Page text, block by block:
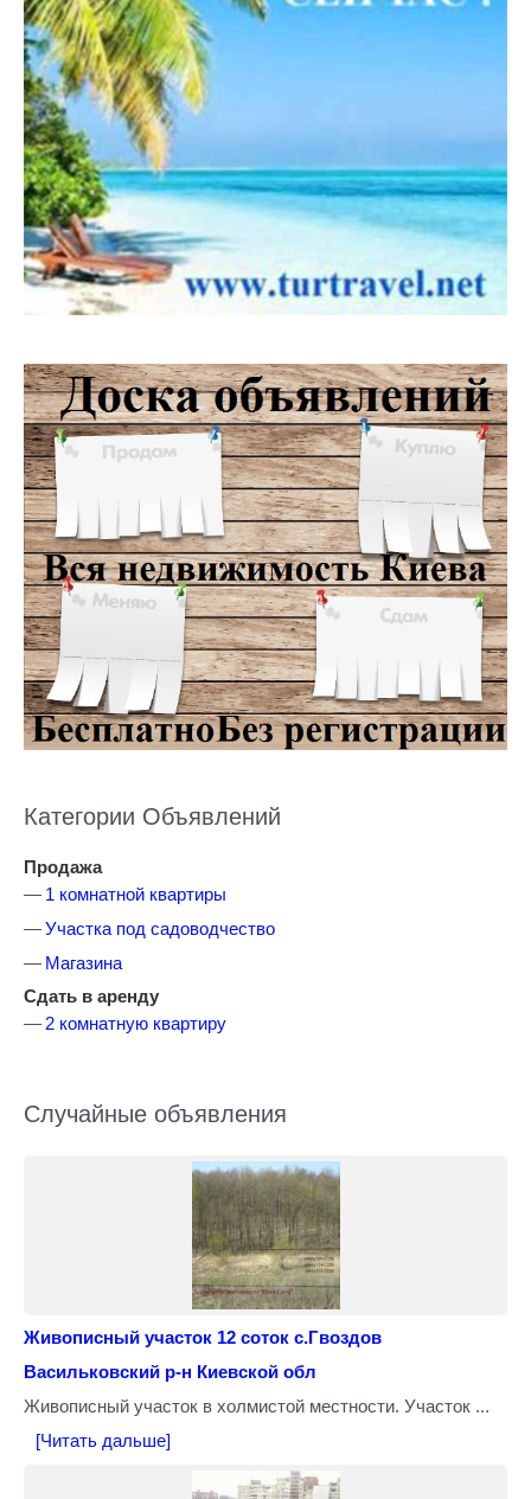
Категории Объявлений
Продажа
1 комнатной квартиры
Участка под садоводчество
Магазина
Сдать в аренду
2 комнатную квартиру
Случайные объявления
Живописный участок 12 соток с.Гвоздов
Васильковский р-н Киевской обл
Живописный участок в холмистой местности. Участок ...
[Читать дальше]